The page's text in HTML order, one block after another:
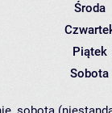
Środa
Piątek
Sobota